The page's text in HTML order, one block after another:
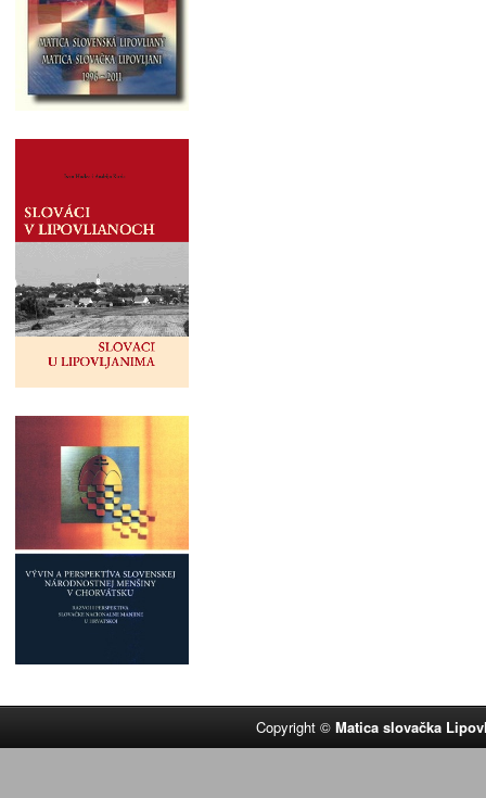
Copyright ©Matica slovačka